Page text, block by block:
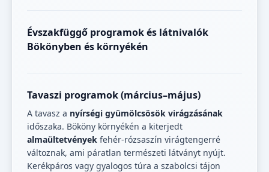
Évszakfüggő programok és látnivalók
Bökönyben és környékén
Tavaszi programok (március–május)
A tavasz a nyírségi gyümölcsösök virágzásának
időszaka. Bököny környékén a kiterjedt
almaültetvények fehér-rózsaszín virágtengerré
változnak, ami páratlan természeti látványt nyújt.
Kerékpáros vagy gyalogos túra a szabolcsi tájon